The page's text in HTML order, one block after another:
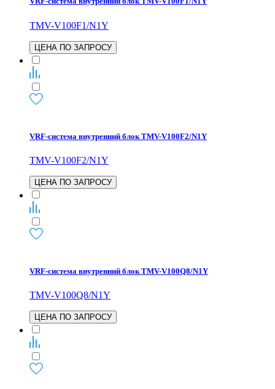
TMV-V100F1/N1Y
ЦЕНА ПО ЗАПРОСУ
VRF-система внутренний блок TMV-V100F2/N1Y
TMV-V100F2/N1Y
ЦЕНА ПО ЗАПРОСУ
VRF-система внутренний блок TMV-V100Q8/N1Y
TMV-V100Q8/N1Y
ЦЕНА ПО ЗАПРОСУ